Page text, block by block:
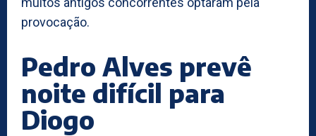
provocação.
Pedro Alves prevê
noite difícil para
Diogo